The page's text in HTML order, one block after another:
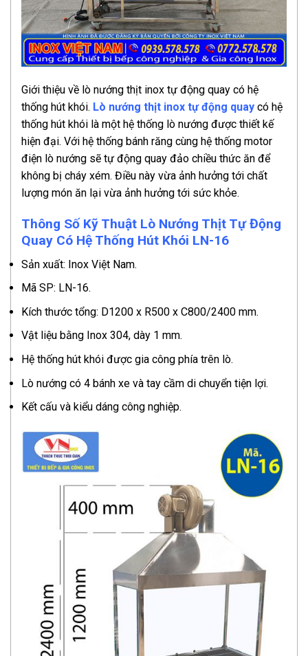
Giới thiệu về lò nướng thịt inox tự động quay có hệ
thống hút khói. Lò nướng thịt inox tự động quay có hệ
thống hút khói là một hệ thống lò nướng được thiết kế
hiện đại. Với hệ thống bánh răng cùng hệ thống motor
điện lò nướng sẽ tự động quay đảo chiều thức ăn để
không bị cháy xém. Điều này vừa ảnh hưởng tới chất
lượng món ăn lại vừa ảnh hưởng tới sức khỏe.
Thông Số Kỹ Thuật Lò Nướng Thịt Tự Động
Quay Có Hệ Thống Hút Khói LN-16
Sản xuất: Inox Việt Nam.
Mã SP: LN-16.
Kích thước tổng: D1200 x R500 x C800/2400 mm.
Vật liệu bằng Inox 304, dày 1 mm.
Hệ thống hút khói được gia công phía trên lò.
Lò nướng có 4 bánh xe và tay cầm di chuyển tiện lợi.
Kết cấu và kiểu dáng công nghiệp.